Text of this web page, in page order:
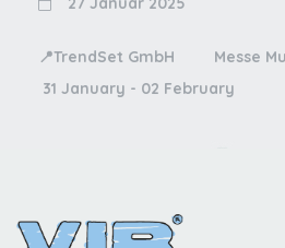
📍TrendSet GmbH
31 January - 02 February